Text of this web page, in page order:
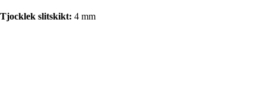
Tjocklek slitskikt: 4 mm